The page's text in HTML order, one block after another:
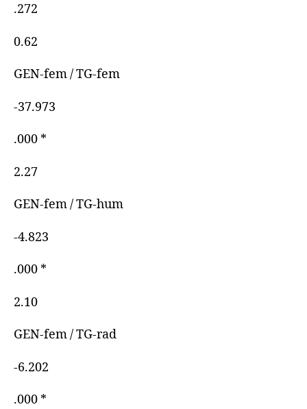
.272
0.62
GEN-fem / TG-fem
-37.973
.000 *
2.27
GEN-fem / TG-hum
-4.823
.000 *
2.10
GEN-fem / TG-rad
-6.202
.000 *